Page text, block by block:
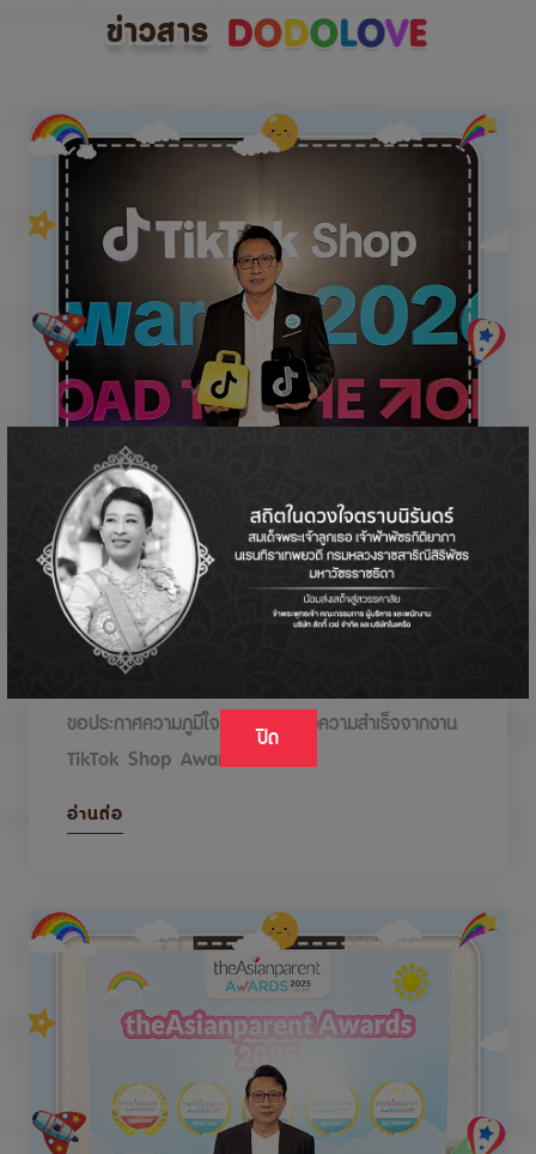
ปิด
ข่าวสาร
DODOLOVE รับรางวัลในงาน TikTok Shop
Awards 2026
ขอประกาศความภูมิใจกับรางวัลแห่งความสำเร็จจากงาน
TikTok Shop Awards 2026
อ่านต่อ